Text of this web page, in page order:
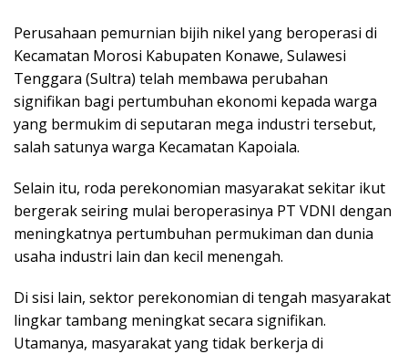
Perusahaan pemurnian bijih nikel yang beroperasi di
Kecamatan Morosi Kabupaten Konawe, Sulawesi
Tenggara (Sultra) telah membawa perubahan
signifikan bagi pertumbuhan ekonomi kepada warga
yang bermukim di seputaran mega industri tersebut,
salah satunya warga Kecamatan Kapoiala.
Selain itu, roda perekonomian masyarakat sekitar ikut
bergerak seiring mulai beroperasinya PT VDNI dengan
meningkatnya pertumbuhan permukiman dan dunia
usaha industri lain dan kecil menengah.
Di sisi lain, sektor perekonomian di tengah masyarakat
lingkar tambang meningkat secara signifikan.
Utamanya, masyarakat yang tidak berkerja di